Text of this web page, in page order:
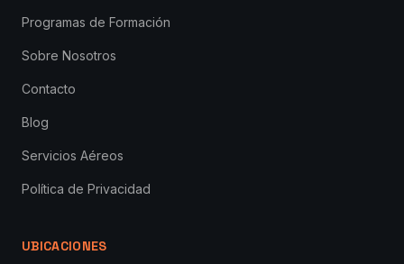
Programas de Formación
Sobre Nosotros
Contacto
Blog
Servicios Aéreos
Política de Privacidad
UBICACIONES